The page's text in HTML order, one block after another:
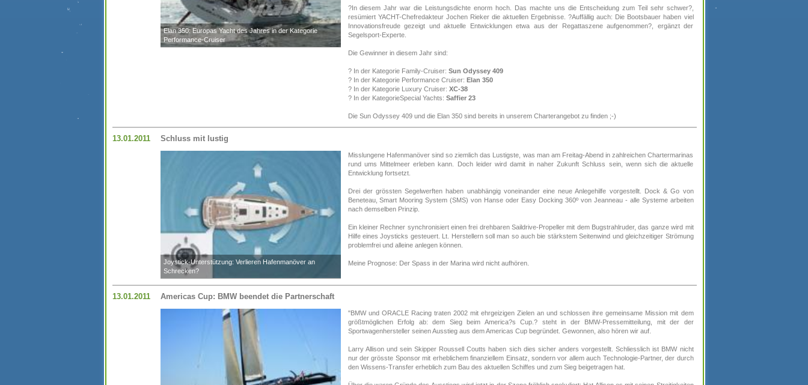
Elan 350: Europas Yacht des Jahres in der Kategorie
Performance-Cruiser
?In diesem Jahr war die Leistungsdichte enorm hoch. Das machte uns die Entscheidung zum Teil sehr schwer?,
resümiert YACHT-Chefredakteur Jochen Rieker die aktuellen Ergebnisse. ?Auffällig auch: Die Bootsbauer haben viel
Innovationsfreude gezeigt und aktuelle Entwicklungen etwa aus der Regattaszene aufgenommen?, ergänzt der
Segelsport-Experte.
Die Gewinner in diesem Jahr sind:
? In der Kategorie Family-Cruiser: Sun Odyssey 409
? In der Kategorie Performance Cruiser: Elan 350
? In der Kategorie Luxury Cruiser: XC-38
? In der KategorieSpecial Yachts: Saffier 23
Die Sun Odyssey 409 und die Elan 350 sind bereits in unserem Charterangebot zu finden ;-)
13.01.2011 Schluss mit lustig
Joystick-Unterstützung: Verlieren Hafenmanöver an
Schrecken?
Misslungene Hafenmanöver sind so ziemlich das Lustigste, was man am Freitag-Abend in zahlreichen Chartermarinas
rund ums Mittelmeer erleben kann. Doch leider wird damit in naher Zukunft Schluss sein, wenn sich die aktuelle
Entwicklung fortsetzt.
Drei der grössten Segelwerften haben unabhängig voneinander eine neue Anlegehilfe vorgestellt. Dock & Go von
Beneteau, Smart Mooring System (SMS) von Hanse oder Easy Docking 360º von Jeanneau - alle Systeme arbeiten
nach demselben Prinzip.
Ein kleiner Rechner synchronisiert einen frei drehbaren Saildrive-Propeller mit dem Bugstrahlruder, das ganze wird mit
Hilfe eines Joysticks gesteuert. Lt. Herstellern soll man so auch bie stärkstem Seitenwind und gleichzeitiger Strömung
problemfrei und alleine anlegen können.
Meine Prognose: Der Spass in der Marina wird nicht aufhören.
13.01.2011 Americas Cup: BMW beendet die Partnerschaft
"BMW und ORACLE Racing traten 2002 mit ehrgeizigen Zielen an und schlossen ihre gemeinsame Mission mit dem
größtmöglichen Erfolg ab: dem Sieg beim America?s Cup.? steht in der BMW-Pressemitteilung, mit der der
Sportwagenhersteller seinen Ausstieg aus dem Americas Cup begründet. Gewonnen, also hören wir auf.
Larry Allison und sein Skipper Roussell Coutts haben sich dies sicher anders vorgestellt. Schliesslich ist BMW nicht
nur der grösste Sponsor mit erheblichem finanziellem Einsatz, sondern vor allem auch Technologie-Partner, der durch
den Wissens-Transfer erheblich zum Bau des aktuellen Schiffes und zum Sieg beigetragen hat.